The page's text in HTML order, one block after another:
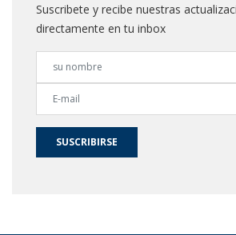
Suscribete y recibe nuestras
directamente en tu inbox
SUSCRIBIRSE